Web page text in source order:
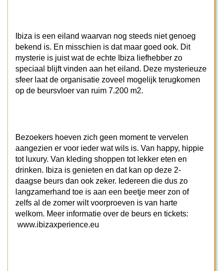
Ibiza is een eiland waarvan nog steeds niet genoeg
bekend is. En misschien is dat maar goed ook. Dit
mysterie is juist wat de echte Ibiza liefhebber zo
speciaal blijft vinden aan het eiland. Deze mysterieuze
sfeer laat de organisatie zoveel mogelijk terugkomen
op de beursvloer van ruim 7.200 m2.
Bezoekers hoeven zich geen moment te vervelen
aangezien er voor ieder wat wils is. Van happy, hippie
tot luxury. Van kleding shoppen tot lekker eten en
drinken. Ibiza is genieten en dat kan op deze 2-
daagse beurs dan ook zeker. Iedereen die dus zo
langzamerhand toe is aan een beetje meer zon of
zelfs al de zomer wilt voorproeven is van harte
welkom. Meer informatie over de beurs en tickets:
www.ibizaxperience.eu